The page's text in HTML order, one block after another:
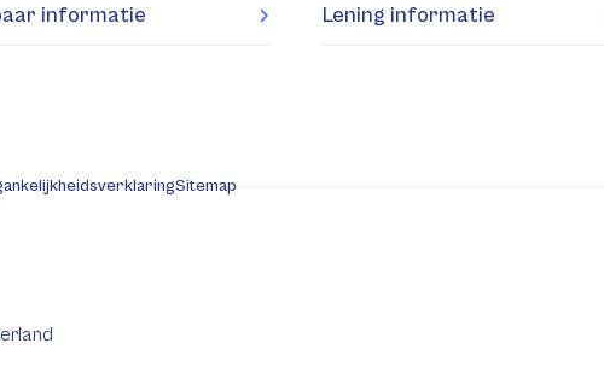
informatie Lening informatie
Sitemap